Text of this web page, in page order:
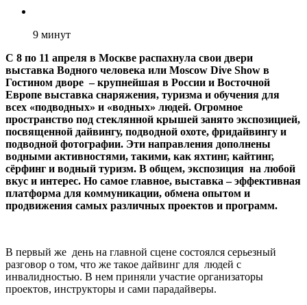
9 минут
С 8 по 11 апреля в Москве распахнула свои двери
выставка Водного человека или Moscow Dive Show в
Гостином дворе – крупнейшая в России и Восточной
Европе выставка снаряжения, туризма и обучения для
всех «подводных» и «водных» людей. Огромное
пространство под стеклянной крышей занято экспозицией,
посвященной дайвингу, подводной охоте, фридайвингу и
подводной фотографии. Эти направления дополнены
водными активностями, такими, как яхтинг, кайтинг,
сёрфинг и водный туризм. В общем, экспозиция на любой
вкус и интерес. Но самое главное, выставка – эффективная
платформа для коммуникации, обмена опытом и
продвижения самых различных проектов и программ.
В первый же день на главной сцене состоялся серьезный
разговор о том, что же такое дайвинг для людей с
инвалидностью. В нем приняли участие организаторы
проектов, инструкторы и сами парадайверы.